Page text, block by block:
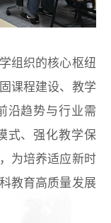
组织的核心枢纽
课程建设、教学
沿趋势与行业需
式、强化教学保
为培养适应新时
教育高质量发展